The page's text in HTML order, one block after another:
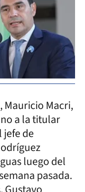
Mauricio Macri,
a la titular
jefe de
luego del
pasada.